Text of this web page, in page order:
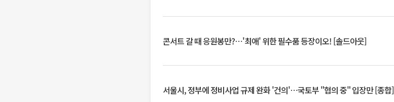
콘서트 갈 때 응원봉만?⋯'최애' 위한 필수품 등장이오! [솔드아웃]
서울시, 정부에 정비사업 규제 완화 '건의'⋯국토부 "협의 중" 입장만 [종합]